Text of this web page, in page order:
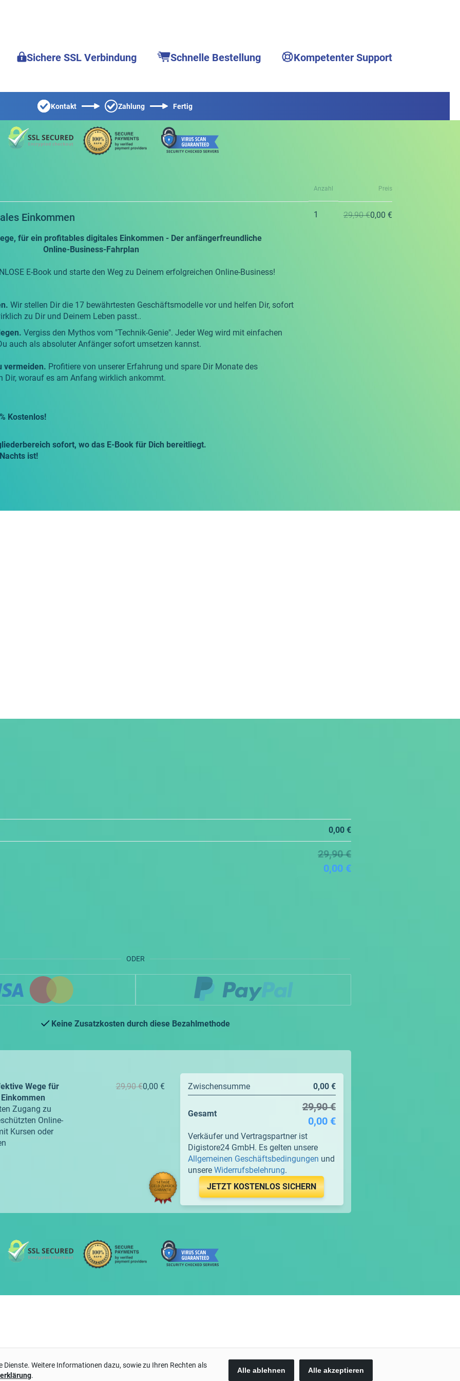
Sichere SSL Verbindung Schnelle Bestellung Kompetenter Support
Kontakt Zahlung Fertig
Anzahl Preis
Einkommen
für ein profitables digitales Einkommen - Der anfängerfreundliche
Online-Business-Fahrplan
E-Book und starte den Weg zu Deinem erfolgreichen Online-Business!
Wir stellen Dir die 17 bewährtesten Geschäftsmodelle vor und helfen Dir, sofort
zu Dir und Deinem Leben passt..
Vergiss den Mythos vom "Technik-Genie". Jeder Weg wird mit einfachen
auch als absoluter Anfänger sofort umsetzen kannst.
vermeiden. Profitiere von unserer Erfahrung und spare Dir Monate des
Dir, worauf es am Anfang wirklich ankommt.
Kostenlos!
sofort, wo das E-Book für Dich bereitliegt.
ist!
1 29,90 €0,00 €
0,00 €
29,90 €
0,00 €
ODER
Keine Zusatzkosten durch diese Bezahlmethode
Wege für
Zugang zu
Online-
Kursen oder
29,90 €0,00 € Zwischensumme 0,00 €
Gesamt
29,90 €
0,00 €
Verkäufer und Vertragspartner ist
Digistore24 GmbH. Es gelten unsere
Allgemeinen Geschäftsbedingungen und
unsere Widerrufsbelehrung.
JETZT KOSTENLOS SICHERN